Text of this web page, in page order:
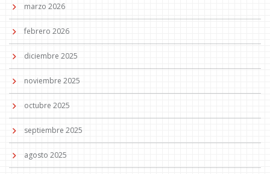
marzo 2026
febrero 2026
diciembre 2025
noviembre 2025
octubre 2025
septiembre 2025
agosto 2025